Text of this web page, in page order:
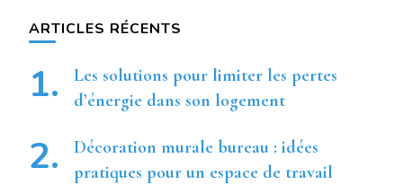
ARTICLES RÉCENTS
Les solutions pour limiter les pertes
d’énergie dans son logement
Décoration murale bureau : idées
pratiques pour un espace de travail